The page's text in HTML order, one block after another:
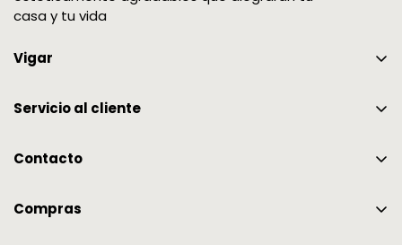
encantaría que te quedaras con tu pedido,
asegurarnos de que al menos tengas una
comercialice la marca Vigar?
Para garantizar el proceso de devolución y
casa y tu vida
Vigar
Premios
Servicio al cliente
Mi cuenta
Contacto
Compras